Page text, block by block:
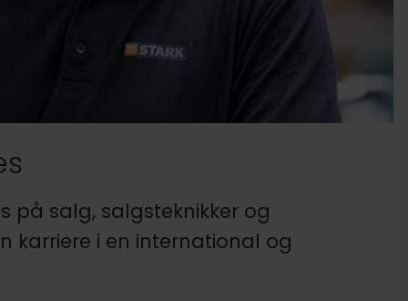
på salg, salgsteknikker og
karriere i en international og